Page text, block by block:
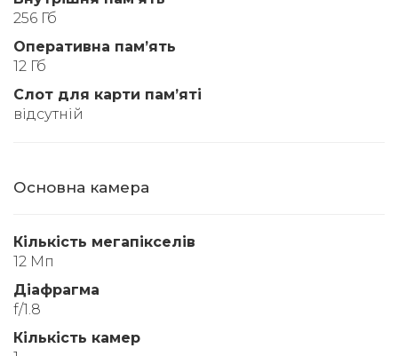
256 Гб
Оперативна памʼять
12 Гб
Слот для карти памʼяті
відсутній
Основна камера
Кількість мегапікселів
12 Мп
Діафрагма
f/1.8
Кількість камер